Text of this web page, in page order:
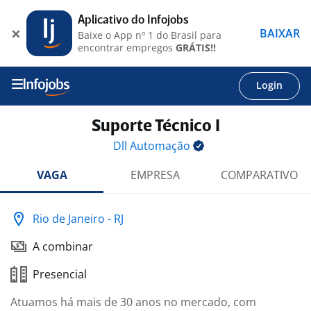
Login
Suporte Técnico I
Dll Automação
VAGA
EMPRESA COMPARATIVO
Rio de Janeiro - RJ
A combinar
Presencial
Atuamos há mais de 30 anos no mercado, com
Aplicativo do Infojobs
Baixe o App nº 1 do Brasil para
encontrar empregos GRÁTIS!!
BAIXAR